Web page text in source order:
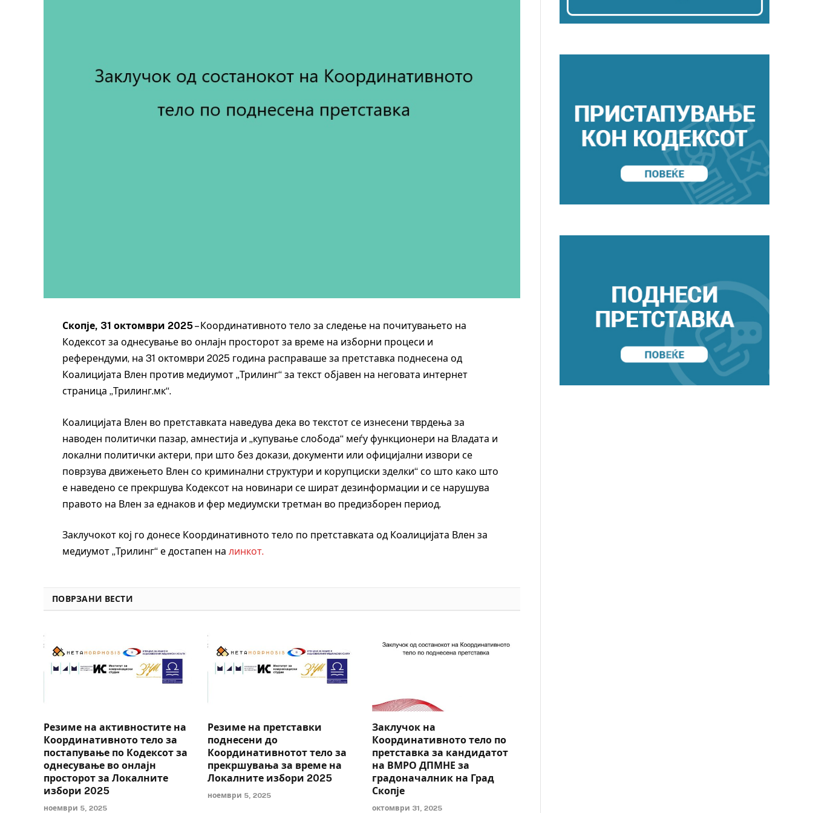
Скопје, 31 октомври 2025– Координативното тело за следење на почитувањето на
Кодексот за однесување во онлајн просторот за време на изборни процеси и
референдуми, на 31 октомври 2025 година расправаше за претставка поднесена од
Коалицијата Влен против медиумот „Трилинг“ за текст објавен на неговата интернет
страница „Трилинг.мк“.
Коалицијата Влен во претставката наведува дека во текстот се изнесени тврдења за
наводен политички пазар, амнестија и „купување слобода“ меѓу функционери на Владата и
локални политички актери, при што без докази, документи или официјални извори се
поврзува движењето Влен со криминални структури и корупциски зделки“ со што како што
е наведено се прекршува Кодексот на новинари се шират дезинформации и се нарушува
правото на Влен за еднаков и фер медиумски третман во предизборен период.
Заклучокот кој го донесе Координативното тело по претставката од Коалицијата Влен за
медиумот „Трилинг“ е достапен на линкот.
ПОВРЗАНИ ВЕСТИ
Резиме на активностите на
Координативното тело за
постапување по Кодексот за
однесување во онлајн
просторот за Локалните
избори 2025
ноември 5, 2025
Резиме на претставки
поднесени до
Координативнотот тело за
прекршувања за време на
Локалните избори 2025
ноември 5, 2025
Заклучок на
Координативното тело по
претставка за кандидатот
на ВМРО ДПМНЕ за
градоначалник на Град
Скопје
октомври 31, 2025